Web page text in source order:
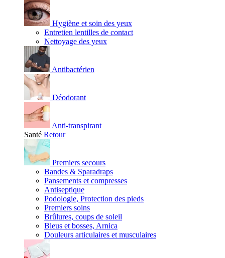
Hygiène et soin des yeux
Entretien lentilles de contact
Nettoyage des yeux
Antibactérien
Déodorant
Anti-transpirant
Santé Retour
Premiers secours
Bandes & Sparadraps
Pansements et compresses
Antiseptique
Podologie, Protection des pieds
Premiers soins
Brûlures, coups de soleil
Bleus et bosses, Arnica
Douleurs articulaires et musculaires